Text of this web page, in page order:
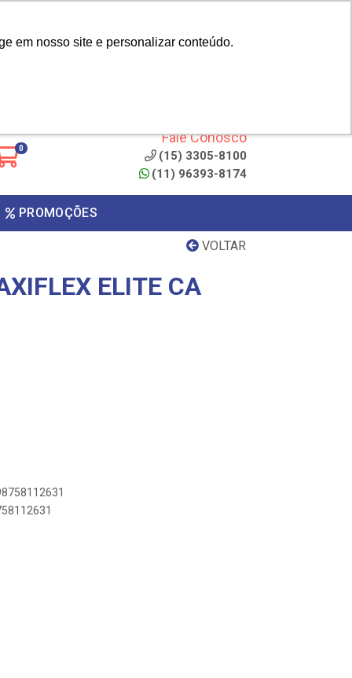
em nosso site e personalizar conteúdo.
0
Fale Conosco
(15) 3305-8100
(11) 96393-8174
PROMOÇÕES
VOLTAR
ELITE CA